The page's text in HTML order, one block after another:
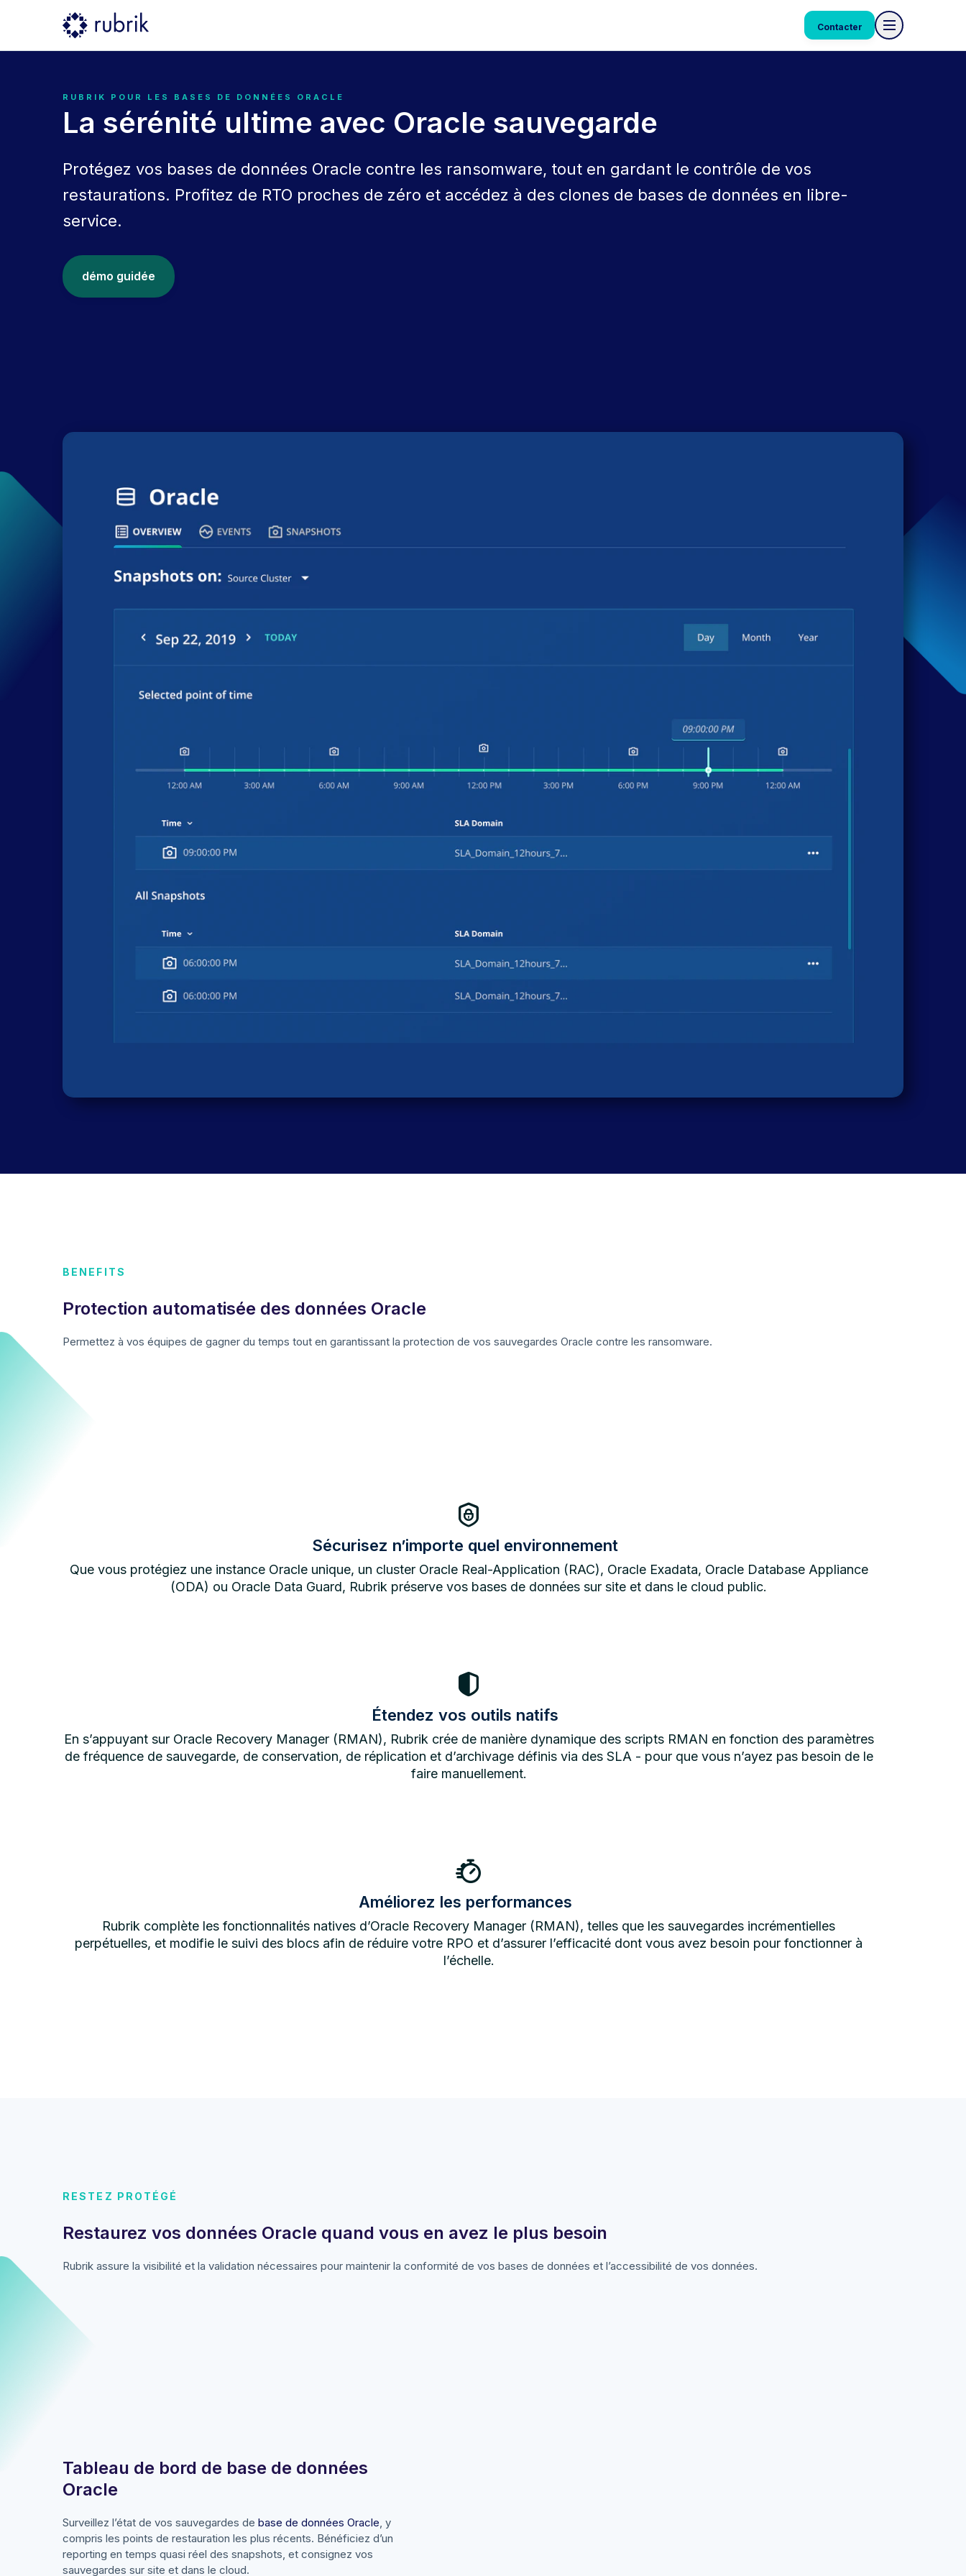
Contacter
RUBRIK POUR LES BASES DE DONNÉES ORACLE
La sérénité ultime avec Oracle sauvegarde
Protégez vos bases de données Oracle contre les ransomware, tout en gardant le contrôle de vos
restaurations. Profitez de RTO proches de zéro et accédez à des clones de bases de données en libre-
service.
démo guidée
BENEFITS
Protection automatisée des données Oracle
Permettez à vos équipes de gagner du temps tout en garantissant la protection de vos sauvegardes Oracle contre les ransomware.
Sécurisez n’importe quel environnement
Que vous protégiez une instance Oracle unique, un cluster Oracle Real-Application (RAC), Oracle Exadata, Oracle Database Appliance
(ODA) ou Oracle Data Guard, Rubrik préserve vos bases de données sur site et dans le cloud public.
Étendez vos outils natifs
En s’appuyant sur Oracle Recovery Manager (RMAN), Rubrik crée de manière dynamique des scripts RMAN en fonction des paramètres
de fréquence de sauvegarde, de conservation, de réplication et d’archivage définis via des SLA - pour que vous n’ayez pas besoin de le
faire manuellement.
Améliorez les performances
Rubrik complète les fonctionnalités natives d’Oracle Recovery Manager (RMAN), telles que les sauvegardes incrémentielles
perpétuelles, et modifie le suivi des blocs afin de réduire votre RPO et d’assurer l’efficacité dont vous avez besoin pour fonctionner à
l’échelle.
RESTEZ PROTÉGÉ
Restaurez vos données Oracle quand vous en avez le plus besoin
Rubrik assure la visibilité et la validation nécessaires pour maintenir la conformité de vos bases de données et l’accessibilité de vos données.
Tableau de bord de base de données
Oracle
Surveillez l’état de vos sauvegardes de base de données Oracle , y
compris les points de restauration les plus récents. Bénéficiez d’un
reporting en temps quasi réel des snapshots, et consignez vos
sauvegardes sur site et dans le cloud.